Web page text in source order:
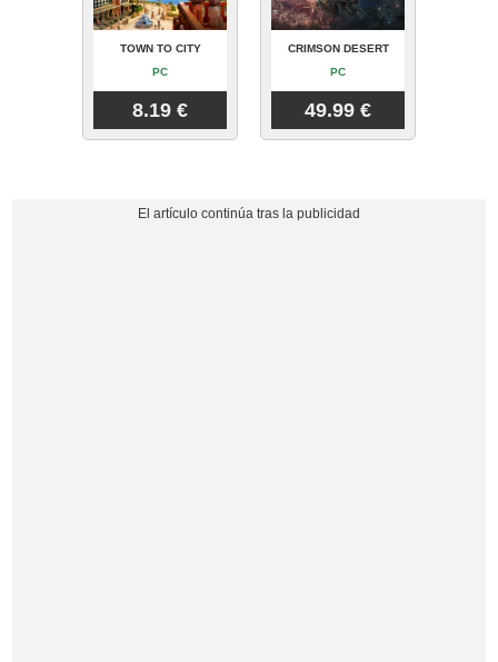
TOWN TO CITY
PC
8.19 €
CRIMSON DESERT
PC
49.99 €